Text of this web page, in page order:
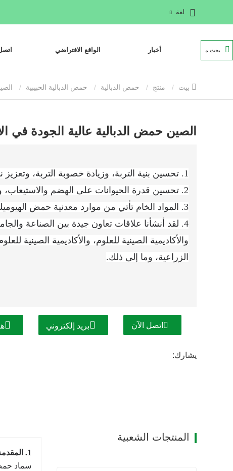
لغة
أخبار الواقع الافتراضي
منتج حمض الدبالية حمض الدبالية الحبيبية
الصين حمض الدبالية عالية الجودة في
1. تحسين بنية التربة، وزيادة خصوبة التربة، وتعزيز نمو الميكروبات.
2. تحسين قدرة الحيوانات على الهضم والاستيعاب، وتعزيز المناعة، وتحسين صحة الأمعاء.
3. المواد الخام تأتي من موارد معدنية حمض الهيوميك عالية الجودة.
4. لقد أنشأنا علاقات تعاون جيدة بين الصناعة
والأكاديمية الصينية للعلوم، والأكاديمية الصينية
الزراعية، وما إلى ذلك.
اتصل الآن بريد إلكتروني
يشارك:
1. المقدمة
سماد
المنتجات الشعبية